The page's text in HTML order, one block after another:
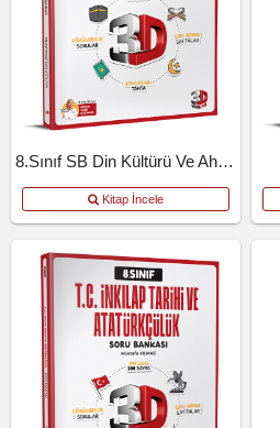
8.Sınıf SB Din Kültürü Ve Ahlak Bilgisi
Kitap İncele